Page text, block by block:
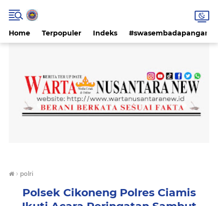
Home Terpopuler Indeks #swasembadapangan
› polri
Polsek Cikoneng Polres Ciamis